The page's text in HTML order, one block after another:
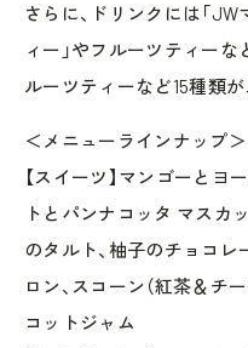
さらに、ドリンクには「
ィー」やフルーツティーな
ルーツティーなど15種類
＜メニューラインナップ＞
【スイーツ】マンゴーとヨ
トとパンナコッタ マスカ
のタルト、柚子のチョコレ
ロン、スコーン（紅茶＆チ
コットジャム